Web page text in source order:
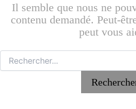
Il semble que nous ne
contenu demandé. Peut-
peut vous